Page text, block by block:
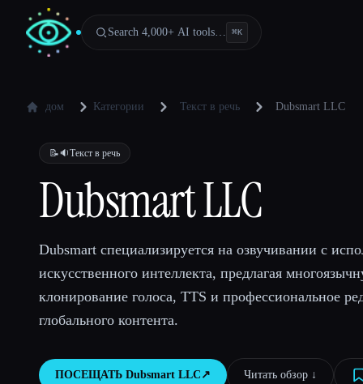
Search 4,000+ AI tools… ⌘K
дом Категории Текст в речь Dubsmart LLC
📝🔉Текст в речь
Dubsmart LLC
Dubsmart специализируется на озвучивании с
искусственного интеллекта, предлагая
клонирование голоса, TTS и профессиональное
глобального контента.
ПОСЕЩАТЬ Dubsmart LLC ↗︎ Читать обзор ↓︎